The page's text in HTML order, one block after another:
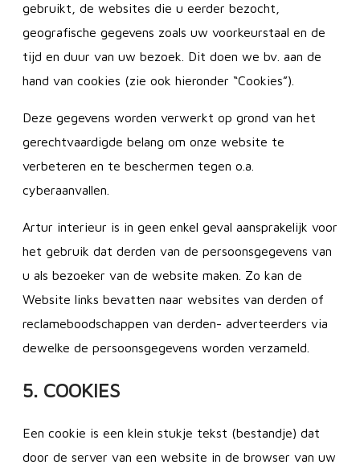
gebruikt, de websites die u eerder bezocht,
geografische gegevens zoals uw voorkeurstaal en de
tijd en duur van uw bezoek. Dit doen we bv. aan de
hand van cookies (zie ook hieronder “Cookies”).
Deze gegevens worden verwerkt op grond van het
gerechtvaardigde belang om onze website te
verbeteren en te beschermen tegen o.a.
cyberaanvallen.
Artur interieur is in geen enkel geval aansprakelijk voor
het gebruik dat derden van de persoonsgegevens van
u als bezoeker van de website maken. Zo kan de
Website links bevatten naar websites van derden of
reclameboodschappen van derden- adverteerders via
dewelke de persoonsgegevens worden verzameld.
5. COOKIES
Een cookie is een klein stukje tekst (bestandje) dat
door de server van een website in de browser van uw